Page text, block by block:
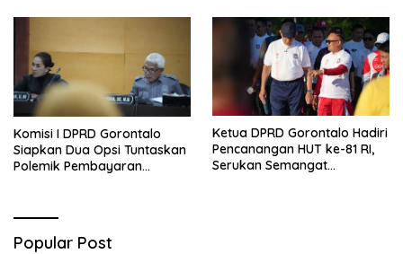
Komisi I DPRD Gorontalo
Siapkan Dua Opsi Tuntaskan
Polemik Pembayaran
Ketua DPRD Gorontalo Hadiri
Pencanangan HUT ke-81 RI,
Serukan Semangat
Popular Post